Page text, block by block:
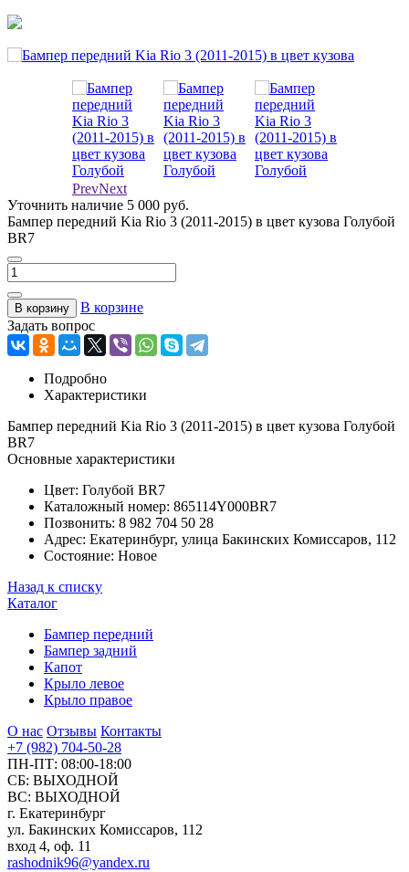
PrevNext
Уточнить наличие 5 000 руб.
Бампер передний Kia Rio 3 (2011-2015) в цвет кузова Голубой
ВR7
В корзину
В корзине
Задать вопрос
Подробно
Характеристики
Бампер передний Kia Rio 3 (2011-2015) в цвет кузова Голубой
ВR7
Основные характеристики
Цвет: Голубой ВR7
Каталожный номер: 865114Y000ВR7
Позвонить: 8 982 704 50 28
Адрес: Екатеринбург, улица Бакинских Комиссаров, 112
Состояние: Новое
Назад к списку
Каталог
Бампер передний
Бампер задний
Капот
Крыло левое
Крыло правое
О нас Отзывы Контакты
+7 (982) 704-50-28
ПН-ПТ: 08:00-18:00
СБ: ВЫХОДНОЙ
ВС: ВЫХОДНОЙ
г. Екатеринбург
ул. Бакинских Комиссаров, 112
вход 4, оф. 11
rashodnik96@yandex.ru